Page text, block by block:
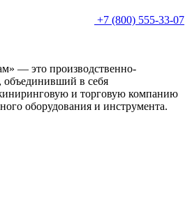
+7 (800) 555-33-07
— это производственно-
объединивший в себя
и торговую компанию
оборудования и инструмента.